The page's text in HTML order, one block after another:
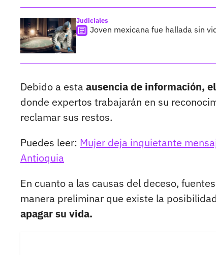
Judiciales
Joven mexicana fue hallada sin
Debido a esta ausencia de información,
donde expertos trabajarán en su
reclamar sus restos.
Puedes leer: Mujer deja inquietante
Antioquia
En cuanto a las causas del deceso,
manera preliminar que existe la
apagar su vida.